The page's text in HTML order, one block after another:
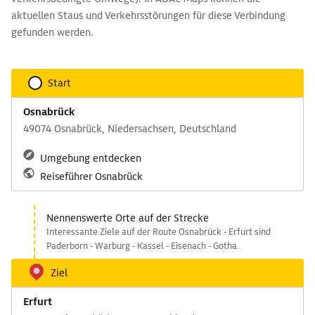
aktuellen Staus und Verkehrsstörungen für diese Verbindung
gefunden werden.
Start
Osnabrück
49074 Osnabrück, Niedersachsen, Deutschland
Umgebung entdecken
Reiseführer Osnabrück
Nennenswerte Orte auf der Strecke
Interessante Ziele auf der Route Osnabrück - Erfurt sind
Paderborn - Warburg - Kassel - Eisenach - Gotha.
Ziel
Erfurt